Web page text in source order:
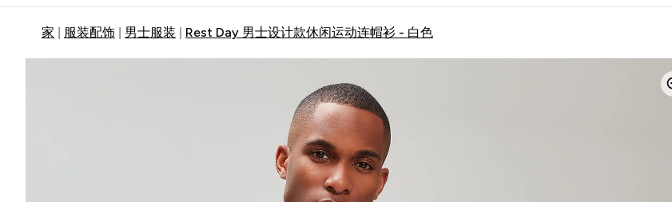
家 服装配饰 男士服装 Rest Day 男士设计款休闲运动连帽衫 - 白色